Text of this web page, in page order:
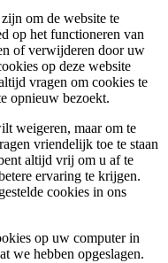
om de website te
op het functioneren van
of verwijderen door uw
op deze website
vragen om cookies te
opnieuw bezoekt.
weigeren, maar om te
vriendelijk toe te staan
altijd vrij om u af te
ervaring te krijgen.
cookies in ons
op uw computer in
we hebben opgeslagen.